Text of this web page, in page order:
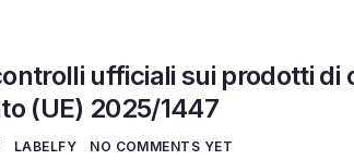
ufficiali sui prodotti di
(UE) 2025/1447
LABELFY NO COMMENTS YET